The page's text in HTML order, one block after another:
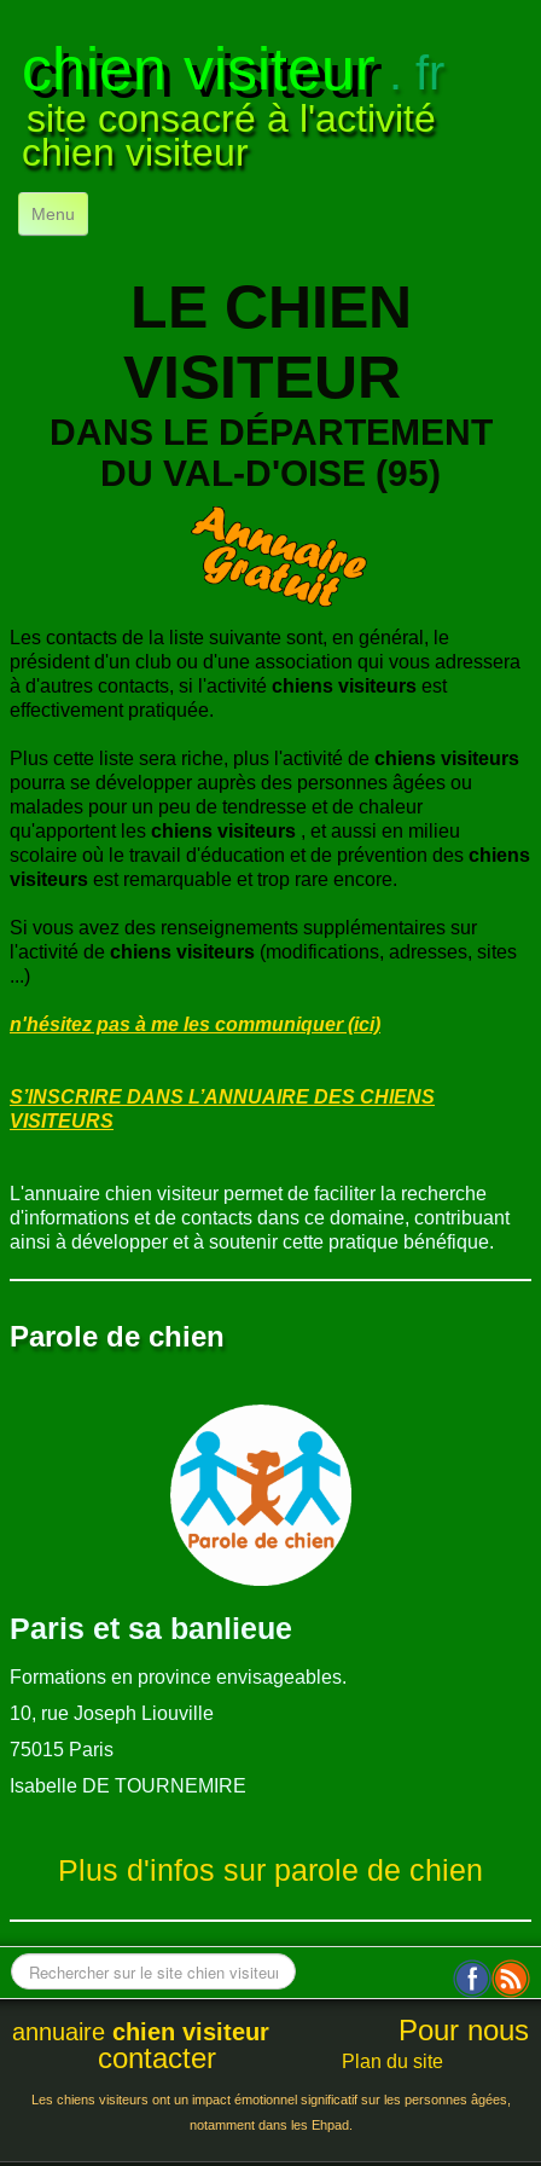
chien visiteur. fr
site consacré à l'activité
chien visiteur
Menu
NOTRE ACTIVITÉ
COMPRENDRE LE CHIEN▼
LE CHIEN
VISITEUR
DANS LE DÉPARTEMENT
DU VAL-D'OISE (95)
Les contacts de la liste suivante sont, en général, le
président d'un club ou d'une association qui vous adressera
à d'autres contacts, si l'activité chiens visiteurs est
effectivement pratiquée.
Plus cette liste sera riche, plus l'activité de chiens visiteurs
pourra se développer auprès des personnes âgées ou
malades pour un peu de tendresse et de chaleur
qu'apportent les chiens visiteurs , et aussi en milieu
scolaire où le travail d'éducation et de prévention des chiens
visiteurs est remarquable et trop rare encore.
Si vous avez des renseignements supplémentaires sur
l'activité de chiens visiteurs (modifications, adresses, sites
...)
n'hésitez pas à me les communiquer (ici)
S’INSCRIRE DANS L’ANNUAIRE DES CHIENS
VISITEURS
L'annuaire chien visiteur permet de faciliter la recherche
d'informations et de contacts dans ce domaine, contribuant
ainsi à développer et à soutenir cette pratique bénéfique.
Parole de chien
Paris et sa banlieue
Formations en province envisageables.
10, rue Joseph Liouville
75015 Paris
Isabelle DE TOURNEMIRE
Plus d'infos sur parole de chien
annuaire chien visiteur
Pour nous
contacter
Plan du site
Les chiens visiteurs ont un impact émotionnel significatif sur les personnes âgées,
notamment dans les Ehpad.